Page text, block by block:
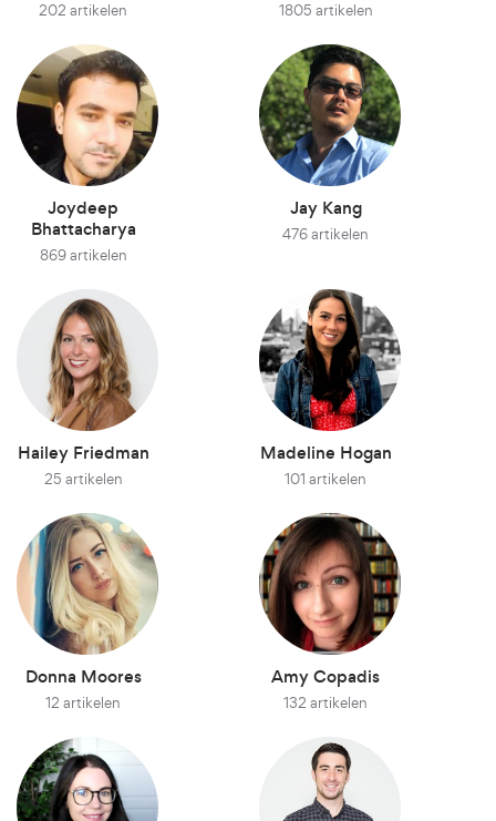
202 artikelen 1805 artikelen
Joydeep
Bhattacharya
869 artikelen
Jay Kang
476 artikelen
Hailey Friedman
25 artikelen
Madeline Hogan
101 artikelen
Donna Moores
12 artikelen
Amy Copadis
132 artikelen